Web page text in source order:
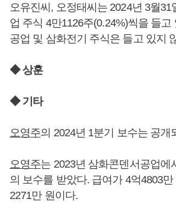
오유진씨, 오정태씨는 2024년 3월
업 주식 4만1126주(0.24%)씩을 들고
공업 및 삼화전기 주식은 들고 있지
◆ 상훈
◆ 기타
오영주의 2024년 1분기 보수는 공개
오영주는 2023년 삼화콘덴서공업에
의 보수를 받았다. 급여가 4억4803
2271만 원이다.